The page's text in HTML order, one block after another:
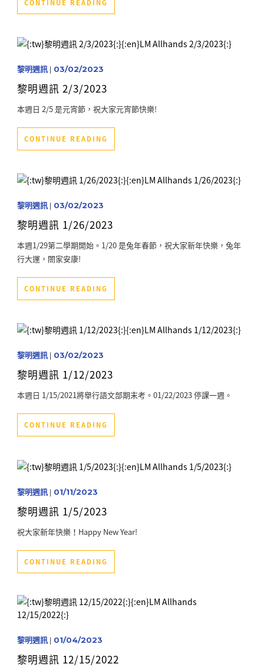
CONTINUE READING
黎明週訊| 03/02/2023
黎明週訊 2/3/2023
本週日 2/5 是元宵節，祝大家元宵節快樂!
CONTINUE READING
黎明週訊| 03/02/2023
黎明週訊 1/26/2023
本週1/29第二學期開始。1/20 是兔年春節，祝大家新年快樂，兔年
行大運，閤家安康!
CONTINUE READING
黎明週訊| 03/02/2023
黎明週訊 1/12/2023
本週日 1/15/2021將舉行語文部期末考。01/22/2023 停課一週。
CONTINUE READING
黎明週訊| 01/11/2023
黎明週訊 1/5/2023
祝大家新年快樂！Happy New Year!
CONTINUE READING
黎明週訊| 01/04/2023
黎明週訊 12/15/2022